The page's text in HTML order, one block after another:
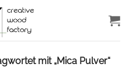
mit „Mica Pulver“